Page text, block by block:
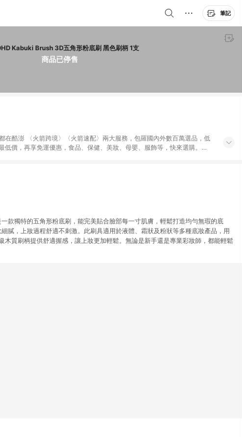
筆記
商品已停售
SIGMA BEAUTY 3DHD Kabuki Brush 3D五角形粉底刷 黑色刷柄 1支
酷澎 〈火箭跨境〉〈火箭速配〉兩大服務，包羅國內外數百萬選品，低
價，再享免運優惠，食品、保健、美妝、母嬰、服飾等，快來選購。
款獨特的五角形粉底刷，能完美貼合臉部每一寸肌膚，輕鬆打造均勻無瑕的底
膩，上妝過程舒適不刺激。此刷具適用於液體、霜狀及粉狀等多種底妝產品，用
木質刷柄提供舒適握感，讓上妝更加輕鬆。無論是新手還是專業彩妝師，都能輕鬆